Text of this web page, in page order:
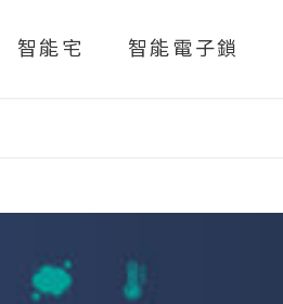
智能宅 智能電子鎖